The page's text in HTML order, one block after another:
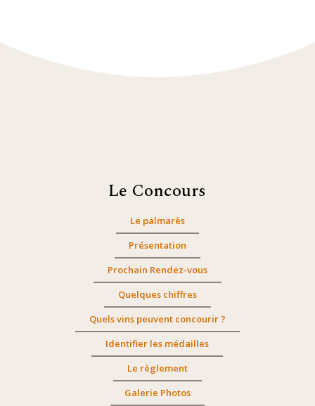
Le Concours
Le palmarès
Présentation
Prochain Rendez-vous
Quelques chiffres
Quels vins peuvent concourir ?
Identifier les médailles
Le règlement
Galerie Photos